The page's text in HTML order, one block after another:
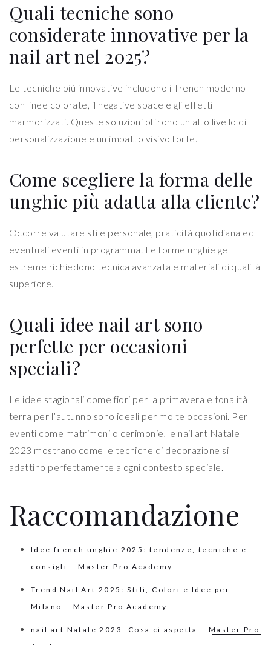
Quali tecniche sono
considerate innovative per la
nail art nel 2025?
Le tecniche più innovative includono il french moderno
con linee colorate, il negative space e gli effetti
marmorizzati. Queste soluzioni offrono un alto livello di
personalizzazione e un impatto visivo forte.
Come scegliere la forma delle
unghie più adatta alla cliente?
Occorre valutare stile personale, praticità quotidiana ed
eventuali eventi in programma. Le forme unghie gel
estreme richiedono tecnica avanzata e materiali di qualità
superiore.
Quali idee nail art sono
perfette per occasioni
speciali?
Le idee stagionali come fiori per la primavera e tonalità
terra per l’autunno sono ideali per molte occasioni. Per
eventi come matrimoni o cerimonie, le nail art Natale
2023 mostrano come le tecniche di decorazione si
adattino perfettamente a ogni contesto speciale.
Raccomandazione
Idee french unghie 2025: tendenze, tecniche e
consigli – Master Pro Academy
Trend Nail Art 2025: Stili, Colori e Idee per
Milano – Master Pro Academy
nail art Natale 2023: Cosa ci aspetta – Master Pro